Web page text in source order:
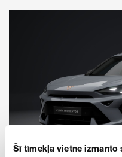
Šī tīmekļa vietne izmanto